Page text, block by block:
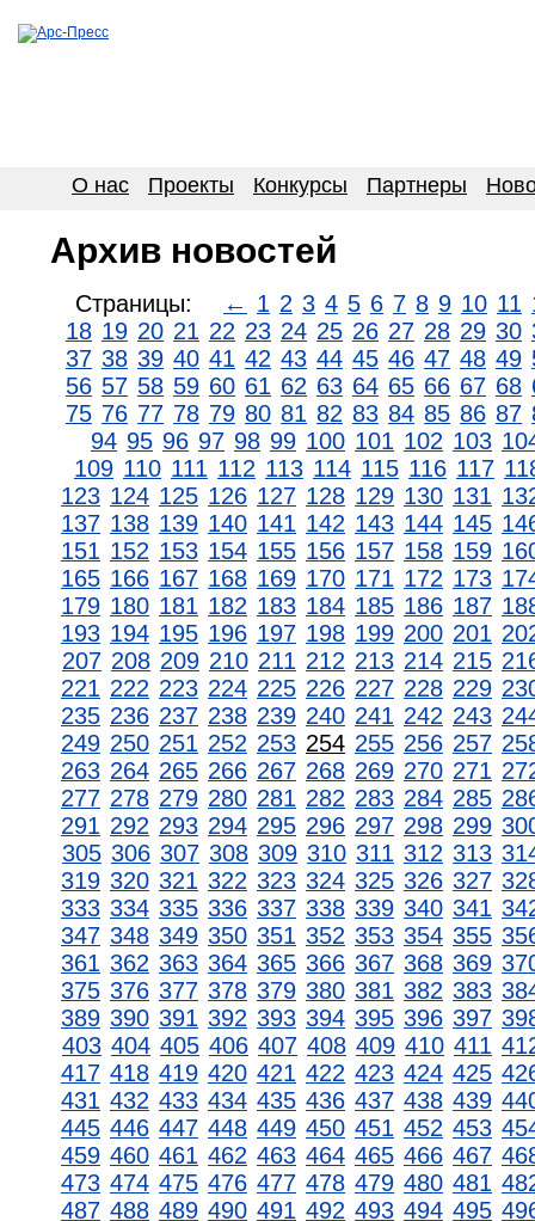
О нас Проекты Конкурсы Партнеры
Архив новостей
Страницы: ← 1 2 3 4 5 6 7 8 9 10 11
18 19 20 21 22 23 24 25 26 27 28 29 30
37 38 39 40 41 42 43 44 45 46 47 48 49
56 57 58 59 60 61 62 63 64 65 66 67 68
75 76 77 78 79 80 81 82 83 84 85 86 87
94 95 96 97 98 99 100 101 102 103
109 110 111 112 113 114 115 116 117
123 124 125 126 127 128 129 130 131
137 138 139 140 141 142 143 144 145
151 152 153 154 155 156 157 158 159
165 166 167 168 169 170 171 172 173
179 180 181 182 183 184 185 186 187
193 194 195 196 197 198 199 200 201
207 208 209 210 211 212 213 214 215
221 222 223 224 225 226 227 228 229
235 236 237 238 239 240 241 242 243
249 250 251 252 253 254 255 256 257
263 264 265 266 267 268 269 270 271
277 278 279 280 281 282 283 284 285
291 292 293 294 295 296 297 298 299
305 306 307 308 309 310 311 312 313
319 320 321 322 323 324 325 326 327
333 334 335 336 337 338 339 340 341
347 348 349 350 351 352 353 354 355
361 362 363 364 365 366 367 368 369
375 376 377 378 379 380 381 382 383
389 390 391 392 393 394 395 396 397
403 404 405 406 407 408 409 410 411
417 418 419 420 421 422 423 424 425
431 432 433 434 435 436 437 438 439
445 446 447 448 449 450 451 452 453
459 460 461 462 463 464 465 466 467
473 474 475 476 477 478 479 480 481
487 488 489 490 491 492 493 494 495